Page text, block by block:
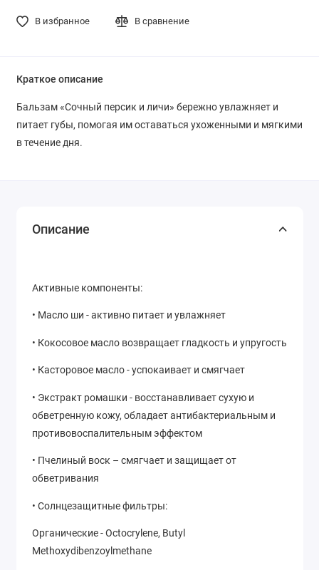
В избранное В сравнение
Краткое описание
Бальзам «Сочный персик и личи» бережно увлажняет и
питает губы, помогая им оставаться ухоженными и мягкими
в течение дня.
Описание
Активные компоненты:
• Масло ши - активно питает и увлажняет
• Кокосовое масло возвращает гладкость и упругость
• Касторовое масло - успокаивает и смягчает
• Экстракт ромашки - восстанавливает сухую и
обветренную кожу, обладает антибактериальным и
противовоспалительным эффектом
• Пчелиный воск – смягчает и защищает от
обветривания
• Солнцезащитные фильтры:
Органические - Octocrylene, Butyl
Methoxydibenzoylmethane